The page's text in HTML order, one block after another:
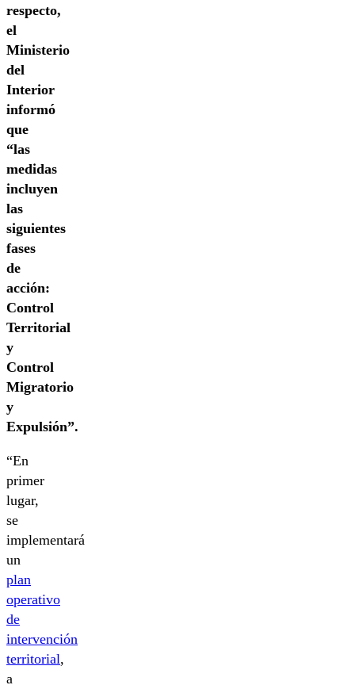
respecto,
el
Ministerio
del
Interior
informó
que
“las
medidas
incluyen
las
siguientes
fases
de
acción:
Control
Territorial
y
Control
Migratorio
y
Expulsión”.
“En
primer
lugar,
se
implementará
un
plan
operativo
de
intervención
territorial,
a